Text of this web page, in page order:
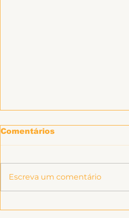
Informe sobre RSC
Comentários
Escreva um comentário